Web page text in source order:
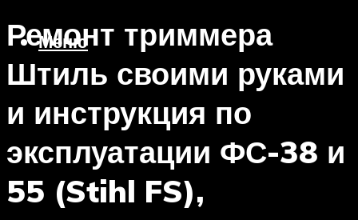
Меню
Ремонт триммера
Штиль своими руками
и инструкция по
эксплуатации ФС-38 и
55 (Stihl FS),